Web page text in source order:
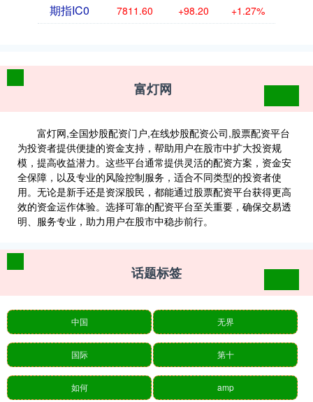
期指IC0 7811.60 +98.20 +1.27%
富灯网
富灯网,全国炒股配资门户,在线炒股配资公司,股票配资平台
为投资者提供便捷的资金支持，帮助用户在股市中扩大投资规
模，提高收益潜力。这些平台通常提供灵活的配资方案，资金安
全保障，以及专业的风险控制服务，适合不同类型的投资者使
用。无论是新手还是资深股民，都能通过股票配资平台获得更高
效的资金运作体验。选择可靠的配资平台至关重要，确保交易透
明、服务专业，助力用户在股市中稳步前行。
话题标签
中国 无界
国际 第十
如何 amp